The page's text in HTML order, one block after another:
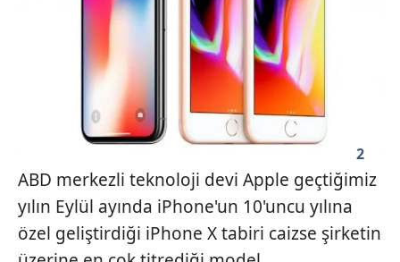
2
ABD merkezli teknoloji devi Apple geçtiğimiz
yılın Eylül ayında iPhone'un 10'uncu yılına
özel geliştirdiği iPhone X tabiri caizse şirketin